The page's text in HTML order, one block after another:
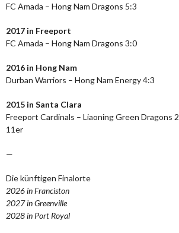
FC Amada – Hong Nam Dragons 5:3
2017 in Freeport
FC Amada – Hong Nam Dragons 3:0
2016 in Hong Nam
Durban Warriors – Hong Nam Energy 4:3
2015 in Santa Clara
Freeport Cardinals – Liaoning Green Dragons
11er
—
Die künftigen Finalorte
2026 in Franciston
2027 in Greenville
2028 in Port Royal